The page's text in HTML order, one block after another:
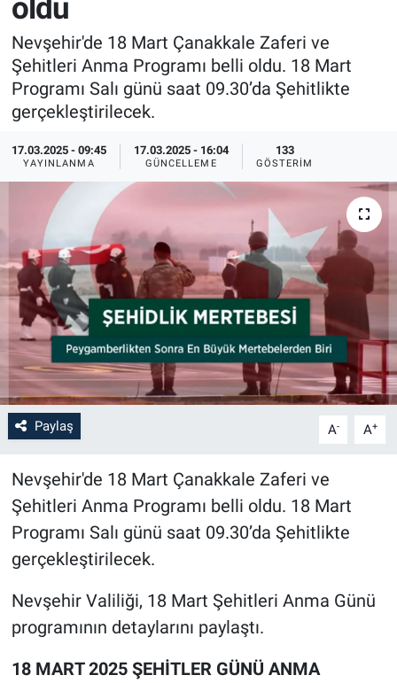
oldu
Nevşehir'de 18 Mart Çanakkale Zaferi ve
Şehitleri Anma Programı belli oldu. 18 Mart
Programı Salı günü saat 09.30’da Şehitlikte
gerçekleştirilecek.
17.03.2025 - 09:45
YAYINLANMA
17.03.2025 - 16:04
GÜNCELLEME
133
GÖSTERIM
Paylaş A- A+
Nevşehir'de 18 Mart Çanakkale Zaferi ve
Şehitleri Anma Programı belli oldu. 18 Mart
Programı Salı günü saat 09.30’da Şehitlikte
gerçekleştirilecek.
Nevşehir Valiliği, 18 Mart Şehitleri Anma Günü
programının detaylarını paylaştı.
18 MART 2025 ŞEHİTLER GÜNÜ ANMA
Sağlık
Yerel
Genel
Asayiş
İlan - Duyuru- Mesaj
Türkiye Gündemi
Sizden Gelenler
Yaşam
Sağlık
Eğitim
Kültür
3.Sayfa
Medya
Bilim-Tek
Teknoloji
Röportaj
Kayseri
Niğde
Aksaray
İlan - Duyuru- Mesaj
Türkiye Gündemi
Sizden Gelenler